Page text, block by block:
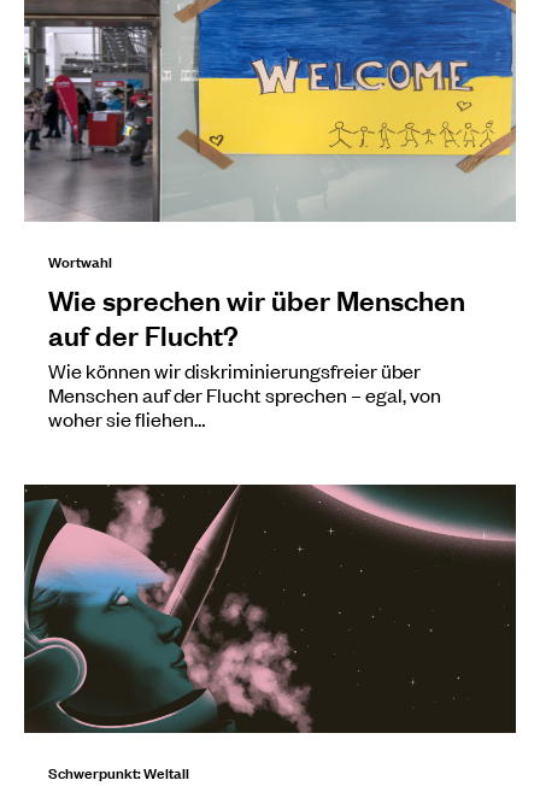
Wortwahl
Wie sprechen wir über Menschen
auf der Flucht?
Wie können wir diskriminierungsfreier über
Menschen auf der Flucht sprechen – egal, von
woher sie fliehen…
Schwerpunkt: Weltall